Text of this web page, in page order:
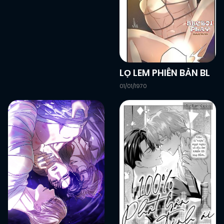
Chapter 20(VIP) 08/01/2026
Chapter 19(VIP) 08/01/2026
Chapter 18(VIP) 08/01/2026
Chapter 17(VIP) 08/01/2026
LỌ LEM PHIÊN BẢN BL
01/01/1970